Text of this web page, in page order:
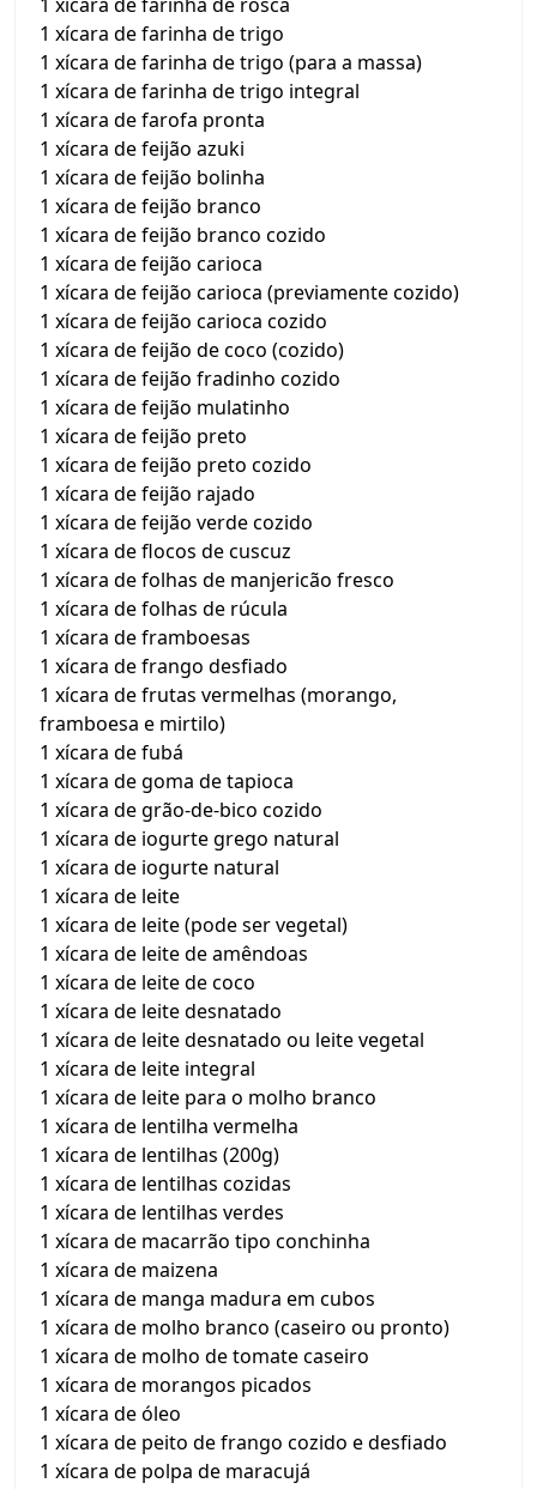
1 xícara de farinha de trigo
1 xícara de farinha de trigo (para a massa)
1 xícara de farinha de trigo integral
1 xícara de farofa pronta
1 xícara de feijão azuki
1 xícara de feijão bolinha
1 xícara de feijão branco
1 xícara de feijão branco cozido
1 xícara de feijão carioca
1 xícara de feijão carioca (previamente cozido)
1 xícara de feijão carioca cozido
1 xícara de feijão de coco (cozido)
1 xícara de feijão fradinho cozido
1 xícara de feijão mulatinho
1 xícara de feijão preto
1 xícara de feijão preto cozido
1 xícara de feijão rajado
1 xícara de feijão verde cozido
1 xícara de flocos de cuscuz
1 xícara de folhas de manjericão fresco
1 xícara de folhas de rúcula
1 xícara de framboesas
1 xícara de frango desfiado
1 xícara de frutas vermelhas (morango,
framboesa e mirtilo)
1 xícara de fubá
1 xícara de goma de tapioca
1 xícara de grão-de-bico cozido
1 xícara de iogurte grego natural
1 xícara de iogurte natural
1 xícara de leite
1 xícara de leite (pode ser vegetal)
1 xícara de leite de amêndoas
1 xícara de leite de coco
1 xícara de leite desnatado
1 xícara de leite desnatado ou leite vegetal
1 xícara de leite integral
1 xícara de leite para o molho branco
1 xícara de lentilha vermelha
1 xícara de lentilhas (200g)
1 xícara de lentilhas cozidas
1 xícara de lentilhas verdes
1 xícara de macarrão tipo conchinha
1 xícara de maizena
1 xícara de manga madura em cubos
1 xícara de molho branco (caseiro ou pronto)
1 xícara de molho de tomate caseiro
1 xícara de morangos picados
1 xícara de óleo
1 xícara de peito de frango cozido e desfiado
1 xícara de polpa de maracujá